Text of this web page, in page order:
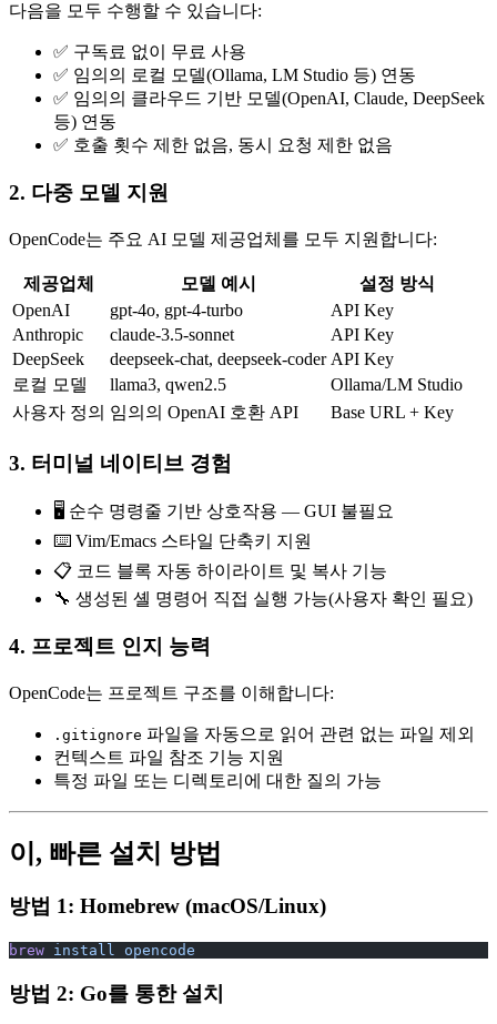
다음을 모두 수행할 수 있습니다:
✅ 구독료 없이 무료 사용
✅ 임의의 로컬 모델(Ollama, LM Studio 등) 연동
✅ 임의의 클라우드 기반 모델(OpenAI, Claude, DeepSeek
등) 연동
✅ 호출 횟수 제한 없음, 동시 요청 제한 없음
2. 다중 모델 지원
OpenCode는 주요 AI 모델 제공업체를 모두 지원합니다:
제공업체 모델 예시
설정 방식
OpenAI
gpt-4o, gpt-4-turbo
API Key
Anthropic
claude-3.5-sonnet
API Key
DeepSeek
deepseek-chat, deepseek-coder API Key
로컬 모델
llama3, qwen2.5
Ollama/LM Studio
사용자 정의 임의의 OpenAI 호환 API Base URL + Key
3. 터미널 네이티브 경험
🖥️ 순수 명령줄 기반 상호작용 — GUI 불필요
⌨️ Vim/Emacs 스타일 단축키 지원
📋 코드 블록 자동 하이라이트 및 복사 기능
🔧 생성된 셸 명령어 직접 실행 가능(사용자 확인 필요)
4. 프로젝트 인지 능력
OpenCode는 프로젝트 구조를 이해합니다:
.gitignore 파일을 자동으로 읽어 관련 없는 파일 제외
컨텍스트 파일 참조 기능 지원
특정 파일 또는 디렉토리에 대한 질의 가능
이, 빠른 설치 방법
방법 1: Homebrew (macOS/Linux)
brew install opencode
방법 2: Go를 통한 설치